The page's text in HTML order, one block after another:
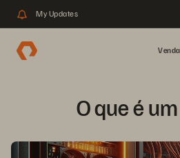
My Updates